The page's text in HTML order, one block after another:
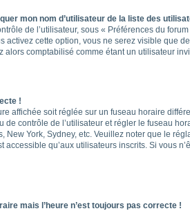
mon nom d’utilisateur de la liste des
de l’utilisateur, sous « Préférences du
activez cette option, vous ne serez visible que
alors comptabilisé comme étant un utilisateur
!
affichée soit réglée sur un fuseau horaire
de contrôle de l’utilisateur et régler le fuseau
New York, Sydney, etc. Veuillez noter que le
accessible qu’aux utilisateurs inscrits. Si vous
mais l’heure n’est toujours pas correcte !